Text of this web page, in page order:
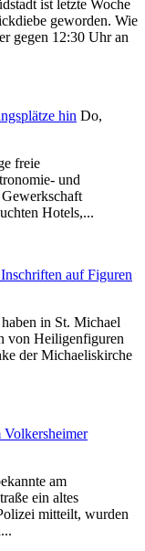
ist letzte Woche
geworden. Wie
gegen 12:30 Uhr an
hin Do,
freie
und
Hotels,...
auf Figuren
in St. Michael
von Heiligenfiguren
der Michaeliskirche
Volkersheimer
am
ein altes
mitteilt, wurden